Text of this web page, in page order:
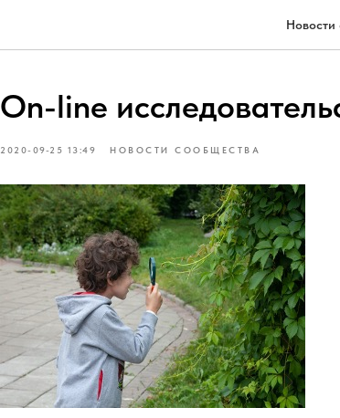
Новости
On-line
2020-09-25 13:49 НОВОСТИ СООБЩЕСТВА